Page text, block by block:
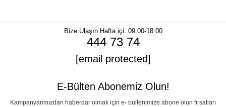
Bize Ulaşın
444 73 74
[email protected]
Hafta içi: 09:00-18:00
E-Bülten Abonemiz Olun!
Kampanyarımızdan haberdar olmak için e- bültenimize abone olun fırsatları